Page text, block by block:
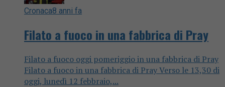
Cronaca8 anni fa
Filato a fuoco in una fabbrica di Pray
Filato a fuoco oggi pomeriggio in una fabbrica di Pray
Filato a fuoco in una fabbrica di Pray Verso le 13,30 di
oggi, lunedì 12 febbraio,...